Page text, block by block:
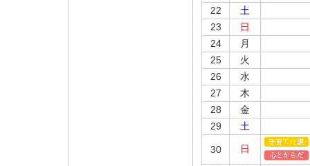
22
土
23
日
24
月
25
火
26
水
27
木
28
金
29
土
30 日